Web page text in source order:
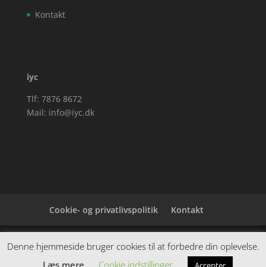
Kontakt
iyc
Tlf: 7876 8672
Mail: info@iyc.dk
Cookie- og privatlivspolitik Kontakt
Denne hjemmeside samler et bredt udvalg af
spændende varer. Siden er et affiiliatesite, og nogle
Denne hjemmeside bruger cookies til at forbedre din oplevelse.
Læs mere
Cookie indstillinger